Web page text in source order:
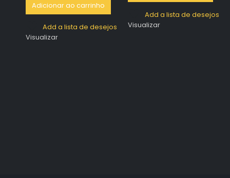
Adicionar ao carrinho
Add a lista de desejos
Visualizar
Add a lista de desejos
Visualizar